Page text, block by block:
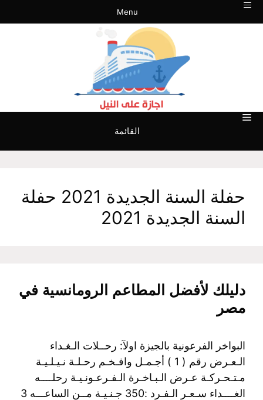
انتقل
إلى
Menu
القائمة
حفلة السنة الجديدة 2021 حفلة
السنة الجديدة 2021
دليلك لأفضل المطاعم الرومانسية في
مصر
البواخر الفرعونية بالجيزة اولآ: رحــلات الـغـداء
الـعـرض رقم ( 1 ) أجـمـل وافـخـم رحـلـة نـيـلـيـة
مـتـحـركـة عـرض الـبـاخـرة الـفـرعـونـيـة رحلــــه
الغــــداء سـعـر الـفـرد :350 جـنـيـة مــن الساعـــه 3